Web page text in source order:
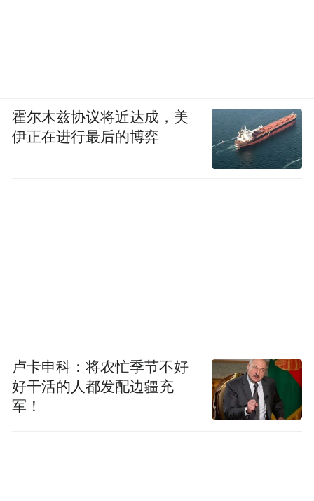
霍尔木兹协议将近达成，美
伊正在进行最后的博弈
卢卡申科：将农忙季节不好
好干活的人都发配边疆充
军！